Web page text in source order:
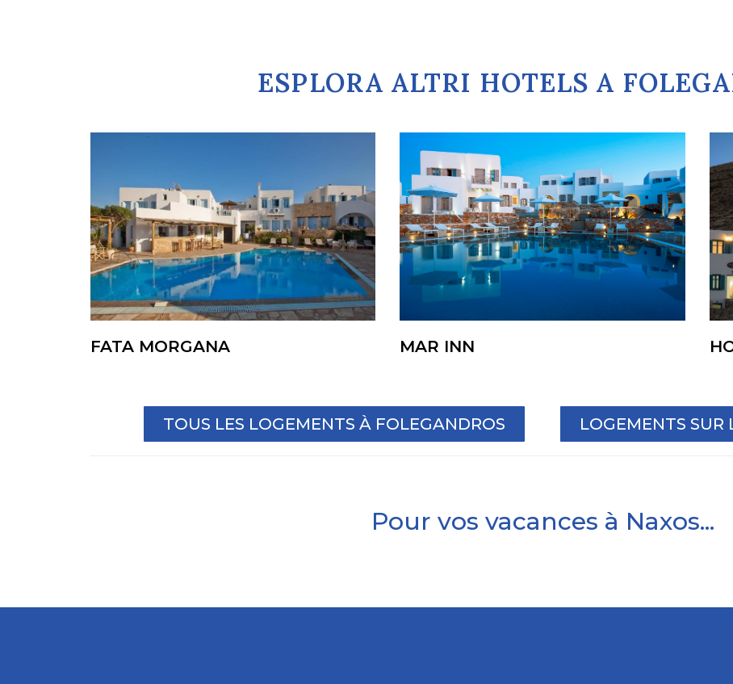
ESPLORA ALTRI HOTELS A
FATA MORGANA MAR INN
TOUS LES LOGEMENTS À FOLEGANDROS LOGEMENTS SUR
Pour vos vacances à Naxos...